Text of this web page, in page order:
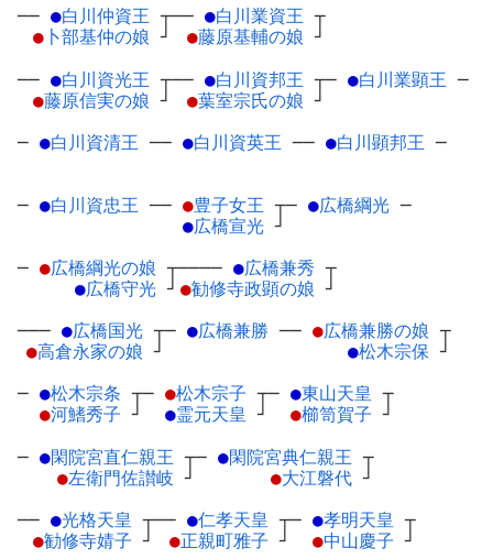
── ●白川仲資王 ┬
● 卜部基仲の娘 ┘
── ●白川業資王 ┬
●藤原基輔の娘 ┘
── ●白川資光王 ┬
●藤原信実の娘 ┘
── ●白川資邦王 ┬
●葉室宗氏の娘 ┘
─ ●白川業顕王 ─
─ ●白川資清王 ── ●白川資英王 ── ●白川顕邦王 ─
─ ●白川資忠王 ── ●豊子女王 ┬
●広橋宣光 ┘
─ ●広橋綱光 ─
─ ●広橋綱光の娘 ┬
●広橋守光 ┘
──── ●広橋兼秀 ┬
●勧修寺政顕の娘 ┘
─── ●広橋国光 ┬
●高倉永家の娘 ┘
─ ●広橋兼勝 ── ●広橋兼勝の娘 ┬
●松木宗保 ┘
─ ●松木宗条 ┬
●河鰭秀子 ┘
─ ●松木宗子 ┬
●霊元天皇 ┘
─ ●東山天皇 ┬
●櫛笥賀子 ┘
─ ●閑院宮直仁親王 ┬
●左衛門佐讃岐 ┘
─ ●閑院宮典仁親王 ┬
●大江磐代 ┘
── ●光格天皇 ┬
●勧修寺婧子 ┘
── ●仁孝天皇 ┬
●正親町雅子 ┘
─ ●孝明天皇 ┬
●中山慶子 ┘